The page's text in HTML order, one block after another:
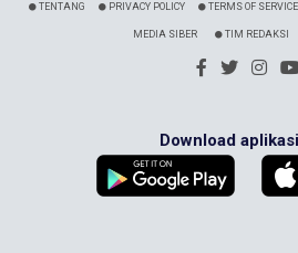
TENTANG PRIVACY POLICY TERMS OF
MEDIA SIBER TIM REDAKSI
Download